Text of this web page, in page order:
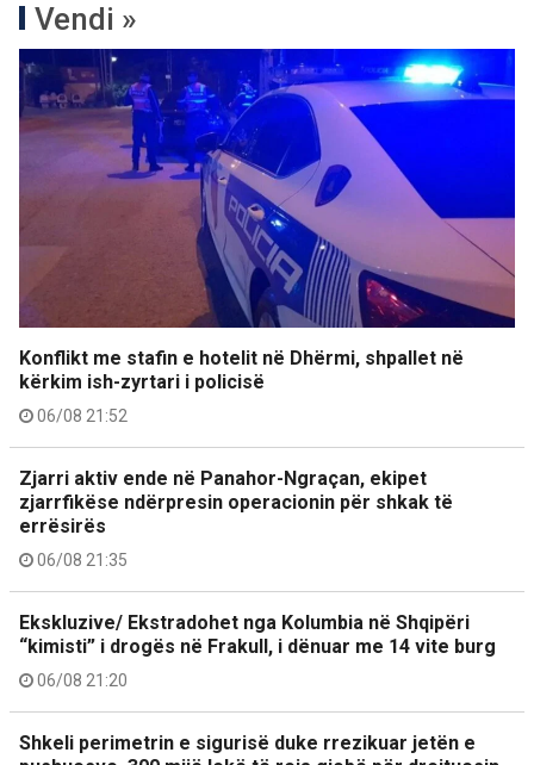
Vendi »
Konflikt me stafin e hotelit në Dhërmi, shpallet në
kërkim ish-zyrtari i policisë
06/08 21:52
Zjarri aktiv ende në Panahor-Ngraçan, ekipet
zjarrfikëse ndërpresin operacionin për shkak të
errësirës
06/08 21:35
Ekskluzive/ Ekstradohet nga Kolumbia në Shqipëri
“kimisti” i drogës në Frakull, i dënuar me 14 vite burg
06/08 21:20
Shkeli perimetrin e sigurisë duke rrezikuar jetën e